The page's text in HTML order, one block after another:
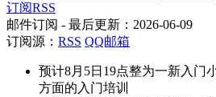
订阅RSS
邮件订阅 - 最后更新： 2026-06-09
订阅源： RSS QQ邮箱
预计8月5日19点整为一新入门
方面的入门培训